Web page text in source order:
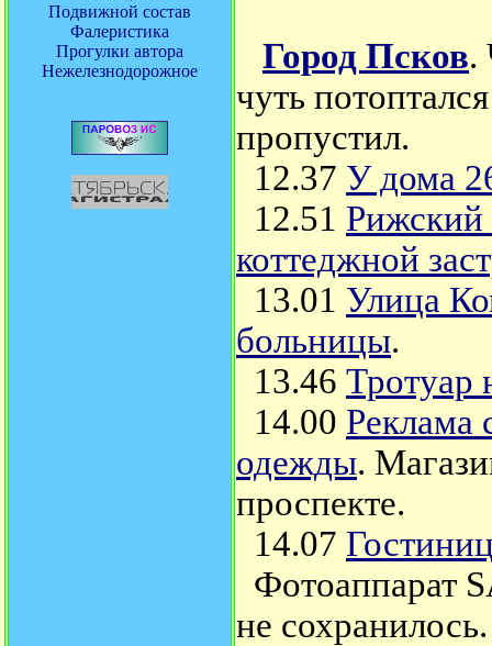
Подвижной состав
Фалеристика
Прогулки автора
Нежелезнодорожное
Город Псков.
чуть
пропустил.
12.37 У дома
12.51 Рижский
коттеджной
13.01 Улица
больницы.
13.46 Тротуар
14.00 Реклама
одежды.
проспекте.
14.07
Фотоаппарат
не сохранилось.